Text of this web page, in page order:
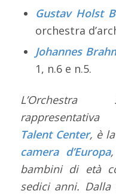
Gustav Holst
orchestra
Johannes
1, n.6 e n.5.
L’Orchestra
rappresentativa
Talent Center, è la
camera d’Europa
bambini di età
sedici anni. Dalla